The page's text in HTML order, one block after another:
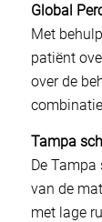
Global
Met
patiënt
over de
Tampa
De
van de
met lage